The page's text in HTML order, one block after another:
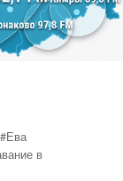
#Ева
в